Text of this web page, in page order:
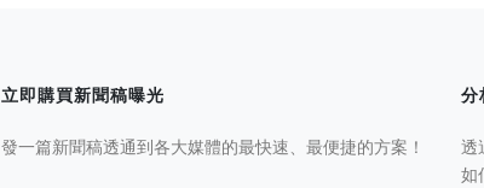
立即購買新聞稿曝光
發一篇新聞稿透通到各大媒體的最快速、最便捷的方案！
分
透
如